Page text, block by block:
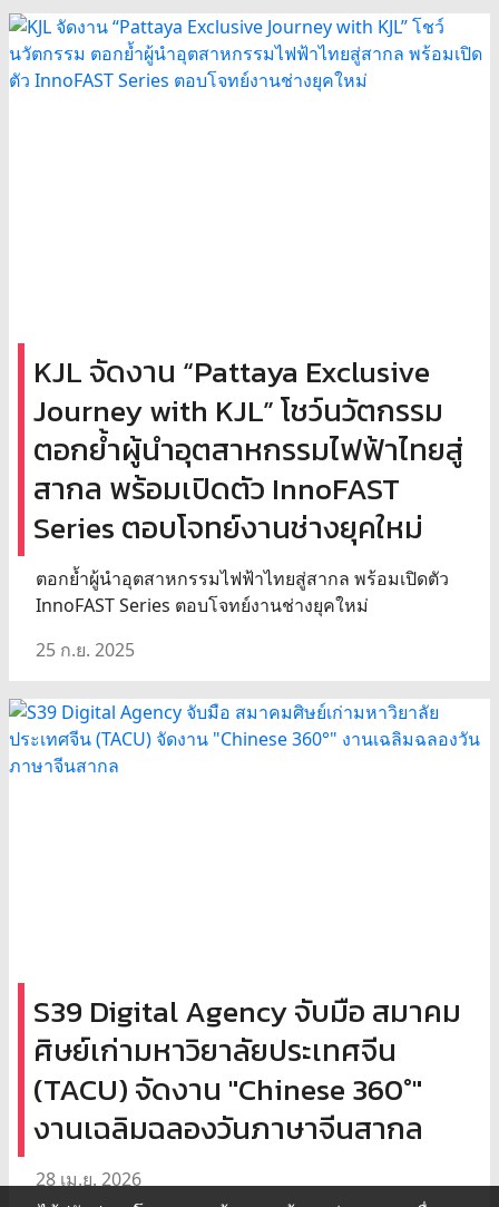
KJL จัดงาน “Pattaya Exclusive
Journey with KJL” โชว์นวัตกรรม
ตอกย้ำผู้นำอุตสาหกรรมไฟฟ้าไทยสู่
สากล พร้อมเปิดตัว InnoFAST
Series ตอบโจทย์งานช่างยุคใหม่
ตอกย้ำผู้นำอุตสาหกรรมไฟฟ้าไทยสู่สากล พร้อมเปิดตัว
InnoFAST Series ตอบโจทย์งานช่างยุคใหม่
25 ก.ย. 2025
S39 Digital Agency จับมือ สมาคม
ศิษย์เก่ามหาวิยาลัยประเทศจีน
(TACU) จัดงาน "Chinese 360°"
งานเฉลิมฉลองวันภาษาจีนสากล
28 เม.ย. 2026